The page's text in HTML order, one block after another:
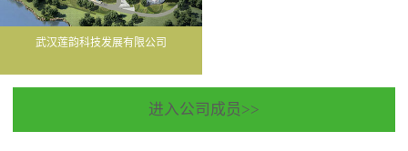
武汉莲韵科技发展有限公司
进入公司成员>>